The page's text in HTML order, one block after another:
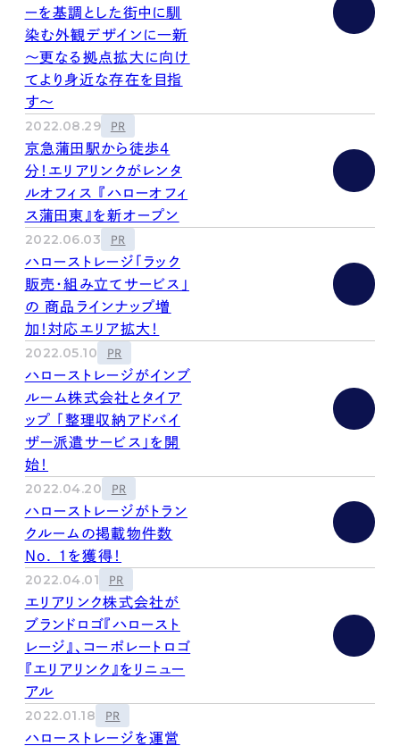
よくある質問・用語集
IRメール登録
免責事項
お問い合わせ
asul
土地活用
サイト
エリアリンクグループ ジャパントランクル
ーム
シー
情報セキュリティ・DX方針及び戦略
©2025 AREALINK.
ーを基調とした街中に馴
染む外観デザインに一新
～更なる拠点拡大に向け
てより身近な存在を目指
す～
2022.08.29 PR
京急蒲田駅から徒歩4
分！エリアリンクがレンタ
ルオフィス 『ハローオフィ
ス蒲田東』を新オープン
2022.06.03 PR
ハローストレージ「ラック
販売・組み立てサービス」
の 商品ラインナップ増
加！対応エリア拡大！
2022.05.10 PR
ハローストレージがインブ
ルーム株式会社とタイア
ップ 「整理収納アドバイ
ザー派遣サービス」を開
始！
2022.04.20 PR
ハローストレージがトラン
クルームの掲載物件数
No. 1を獲得！
2022.04.01 PR
エリアリンク株式会社が
ブランドロゴ『ハロースト
レージ』、コーポレートロゴ
『エリアリンク』をリニュー
アル
2022.01.18 PR
ハローストレージを運営